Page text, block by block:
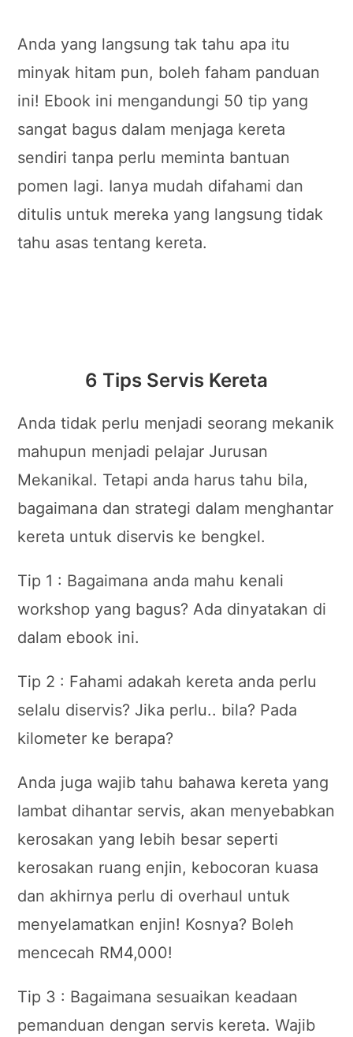
Anda yang langsung tak tahu apa itu
minyak hitam pun, boleh faham panduan
ini! Ebook ini mengandungi 50 tip yang
sangat bagus dalam menjaga kereta
sendiri tanpa perlu meminta bantuan
pomen lagi. Ianya mudah difahami dan
ditulis untuk mereka yang langsung tidak
tahu asas tentang kereta.
6 Tips Servis Kereta
Anda tidak perlu menjadi seorang mekanik
mahupun menjadi pelajar Jurusan
Mekanikal. Tetapi anda harus tahu bila,
bagaimana dan strategi dalam menghantar
kereta untuk diservis ke bengkel.
Tip 1 : Bagaimana anda mahu kenali
workshop yang bagus? Ada dinyatakan di
dalam ebook ini.
Tip 2 : Fahami adakah kereta anda perlu
selalu diservis? Jika perlu.. bila? Pada
kilometer ke berapa?
Anda juga wajib tahu bahawa kereta yang
lambat dihantar servis, akan menyebabkan
kerosakan yang lebih besar seperti
kerosakan ruang enjin, kebocoran kuasa
dan akhirnya perlu di overhaul untuk
menyelamatkan enjin! Kosnya? Boleh
mencecah RM4,000!
Tip 3 : Bagaimana sesuaikan keadaan
pemanduan dengan servis kereta. Wajib